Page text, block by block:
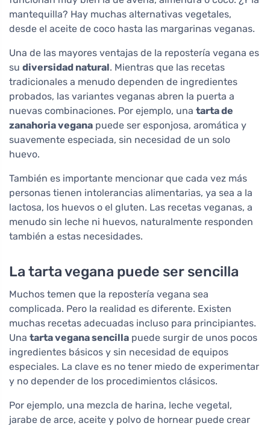
mantequilla? Hay muchas alternativas vegetales,
desde el aceite de coco hasta las margarinas veganas.
Una de las mayores ventajas de la repostería vegana es
su diversidad natural. Mientras que las recetas
tradicionales a menudo dependen de ingredientes
probados, las variantes veganas abren la puerta a
nuevas combinaciones. Por ejemplo, una tarta de
zanahoria vegana puede ser esponjosa, aromática y
suavemente especiada, sin necesidad de un solo
huevo.
También es importante mencionar que cada vez más
personas tienen intolerancias alimentarias, ya sea a la
lactosa, los huevos o el gluten. Las recetas veganas, a
menudo sin leche ni huevos, naturalmente responden
también a estas necesidades.
La tarta vegana puede ser sencilla
Muchos temen que la repostería vegana sea
complicada. Pero la realidad es diferente. Existen
muchas recetas adecuadas incluso para principiantes.
Una tarta vegana sencilla puede surgir de unos pocos
ingredientes básicos y sin necesidad de equipos
especiales. La clave es no tener miedo de experimentar
y no depender de los procedimientos clásicos.
Por ejemplo, una mezcla de harina, leche vegetal,
jarabe de arce, aceite y polvo de hornear puede crear